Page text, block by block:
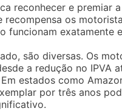
reconhecer e
recompensa os
funcionam exatamente
são diversas. Os
a redução no IPVA
estados como
por três anos